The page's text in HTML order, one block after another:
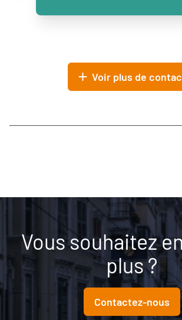
Voir plus de
Vous souhaitez
plus ?
Contactez-nous